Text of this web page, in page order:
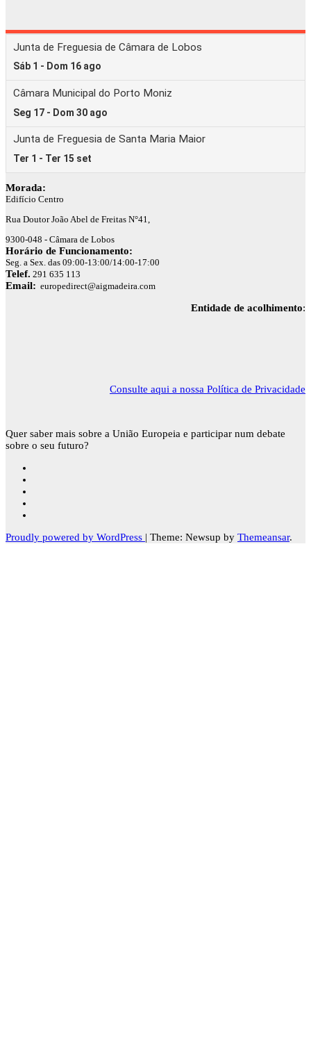
Morada:
Edifício Centro
Rua Doutor João Abel de Freitas N°41,
9300-048 - Câmara de Lobos
Horário de Funcionamento:
Seg. a Sex. das 09:00-13:00/14:00-17:00
Telef. 291 635 113
Email: europedirect@aigmadeira.com
Entidade de acolhimento:
Consulte aqui a nossa Política de Privacidade
Quer saber mais sobre a União Europeia e participar num debate
sobre o seu futuro?
Proudly powered by WordPress | Theme: Newsup by Themeansar.